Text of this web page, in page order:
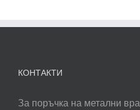
КОНТАКТИ
За поръчка на метални